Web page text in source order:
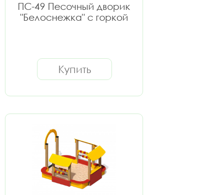
ПС-49 Песочный дворик
"Белоснежка" с горкой
Купить